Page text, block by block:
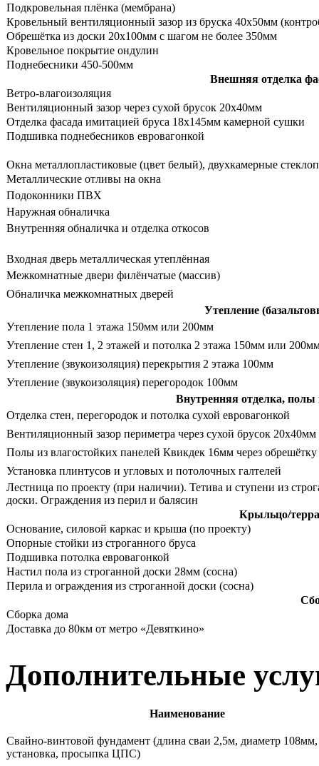
Подкровельная плёнка (мембрана)
Кровельный вентиляционный зазор из бруска 40х50мм
Обрешётка из доски 20х100мм с шагом не более 350мм
Кровельное покрытие ондулин
Поднебесники 450-500мм
Внешняя отделка
Ветро-влагоизоляция
Вентиляционный зазор через сухой брусок 20х40мм
Отделка фасада имитацией бруса 18х145мм камерной сушки
Подшивка поднебесников евровагонкой
Окна металлопластиковые (цвет белый), двухкамерные
Металлические отливы на окна
Подоконники ПВХ
Наружная обналичка
Внутренняя обналичка и отделка откосов
Входная дверь металлическая утеплённая
Межкомнатные двери филёнчатые (массив)
Обналичка межкомнатных дверей
Утепление
Утепление пола 1 этажа 150мм или 200мм
Утепление стен 1, 2 этажей и потолка 2 этажа 150мм или
Утепление (звукоизоляция) перекрытия 2 этажа 100мм
Утепление (звукоизоляция) перегородок 100мм
Внутренняя отделка, полы
Отделка стен, перегородок и потолка сухой евровагонкой
Вентиляционный зазор периметра через сухой брусок 20х40мм
Полы из влагостойких панелей Квикдек 16мм через обрешётку
Установка плинтусов и угловых и потолочных галтелей
Лестница по проекту (при наличии). Тетива и ступени из
доски. Ограждения из перил и балясин
Крыльцо/
Основание, силовой каркас и крыша (по проекту)
Опорные стойки из строганного бруса
Подшивка потолка евровагонкой
Настил пола из строганной доски 28мм (сосна)
Перила и ограждения из строганной доски (сосна)
Сборка дома
Доставка до 80км от метро «Девяткино»
Дополнительные
Наименование
Свайно-винтовой фундамент (длина сваи 2,5м, диаметр 108мм,
установка, просыпка ЦПС)